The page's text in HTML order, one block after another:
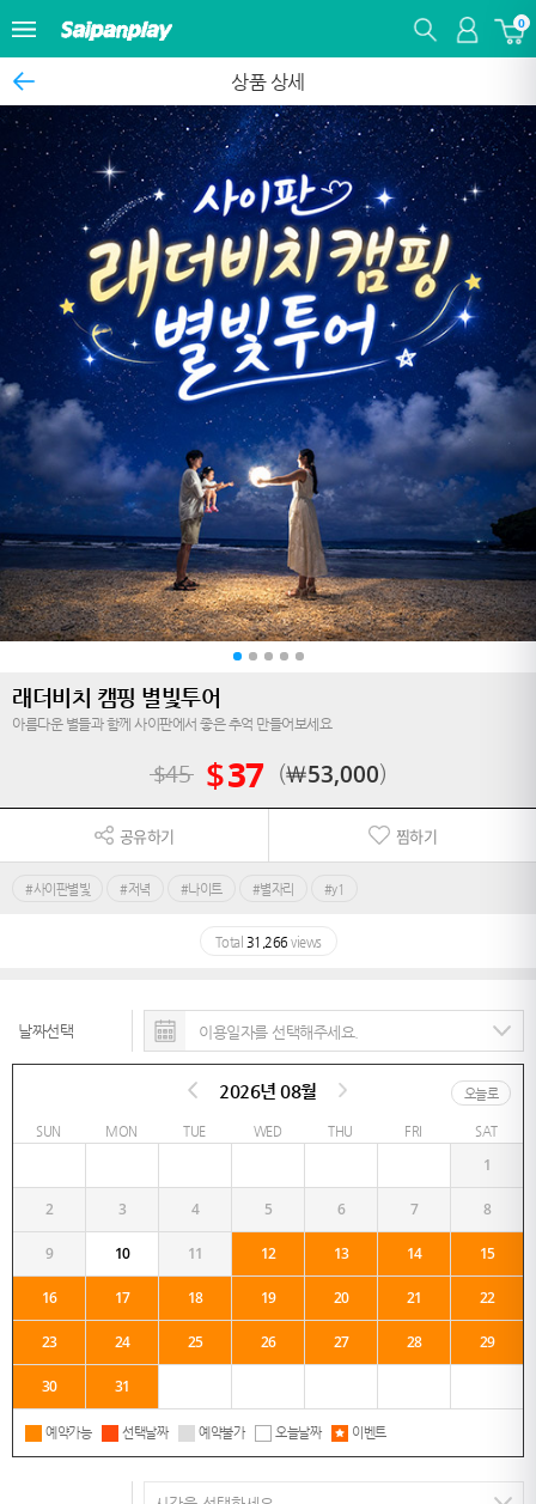
0
상품 상세
래더비치 캠핑 별빛투어
아름다운 별들과 함께 사이판에서 좋은 추억 만들어보세요
￦53,000
$45 $37
공유하기 찜하기
#사이판별빛 #저녁 #나이트 #별자리 #y1
Total 31,266 views
날짜선택
2026년 08월 오늘로
SUN MON TUE WED THU FRI SAT
1
2 3 4 5 6 7 8
9 10 11 12 13 14 15
16 17 18 19 20 21 22
23 24 25 26 27 28 29
30 31
예약가능 선택날짜 예약불가 오늘날짜 이벤트